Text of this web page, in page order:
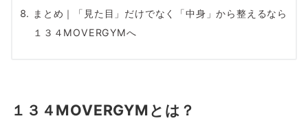
まとめ｜「見た目」だけでなく「中身」から整えるなら
１３４MOVERGYMへ
１３４MOVERGYMとは？